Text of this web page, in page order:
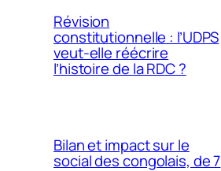
Révision
constitutionnelle : l’UDPS
veut-elle réécrire
l’histoire de la RDC ?
Bilan et impact sur le
social des congolais, de 7